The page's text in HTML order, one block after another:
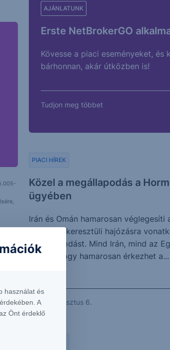
a
AJÁNLATUNK
Erste NetBrokerGO
Kövesse a piaci eseményeket, és
bárhonnan, akár útközben is!
Tudjon meg többet
Közel a megállapodás a
ügyében
PIACI HÍREK
Irán és Omán hamarosan véglegesíti
szoroson keresztüli hajózásra
megállapodást. Mind Irán, mind az
jelezte, hogy hamarosan érkezhet a...
2026. augusztus 6.
használat és
A
Önt érdeklő